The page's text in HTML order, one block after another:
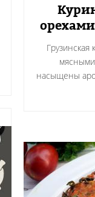
Грузинская
насыщены